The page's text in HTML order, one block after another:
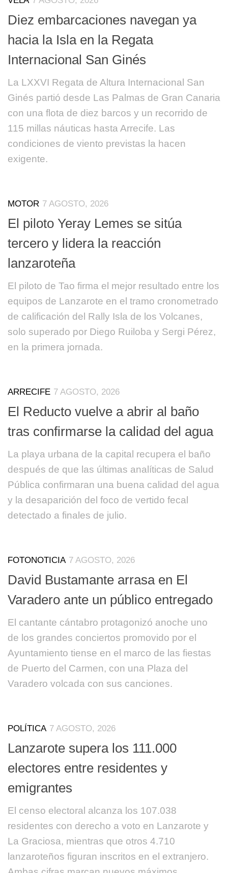
Diez embarcaciones navegan ya
hacia la Isla en la Regata
Internacional San Ginés
La LXXVI Regata de Altura Internacional San
Ginés partió desde Las Palmas de Gran Canaria
con una flota de diez barcos y un recorrido de
115 millas náuticas hasta Arrecife. Las
condiciones de viento previstas la hacen
exigente.
MOTOR 7 AGOSTO, 2026
El piloto Yeray Lemes se sitúa
tercero y lidera la reacción
lanzaroteña
El piloto de Tao firma el mejor resultado entre los
equipos de Lanzarote en el tramo cronometrado
de calificación del Rally Isla de los Volcanes,
solo superado por Diego Ruiloba y Sergi Pérez,
en la primera jornada.
ARRECIFE 7 AGOSTO, 2026
El Reducto vuelve a abrir al baño
tras confirmarse la calidad del agua
La playa urbana de la capital recupera el baño
después de que las últimas analíticas de Salud
Pública confirmaran una buena calidad del agua
y la desaparición del foco de vertido fecal
detectado a finales de julio.
FOTONOTICIA 7 AGOSTO, 2026
David Bustamante arrasa en El
Varadero ante un público entregado
El cantante cántabro protagonizó anoche uno
de los grandes conciertos promovido por el
Ayuntamiento tiense en el marco de las fiestas
de Puerto del Carmen, con una Plaza del
Varadero volcada con sus canciones.
POLÍTICA 7 AGOSTO, 2026
Lanzarote supera los 111.000
electores entre residentes y
emigrantes
El censo electoral alcanza los 107.038
residentes con derecho a voto en Lanzarote y
La Graciosa, mientras que otros 4.710
lanzaroteños figuran inscritos en el extranjero.